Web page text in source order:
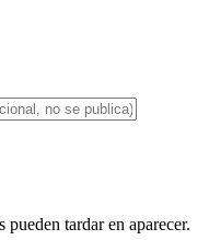
tardar en aparecer.